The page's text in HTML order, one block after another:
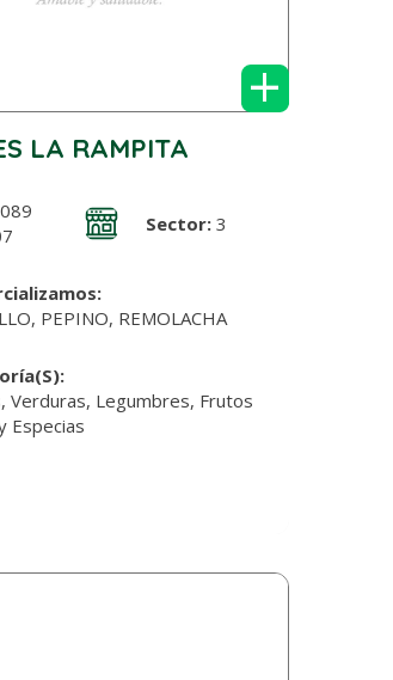
+
LA RAMPITA
Sector: 3
PEPINO, REMOLACHA
Verduras, Legumbres, Frutos
Especias